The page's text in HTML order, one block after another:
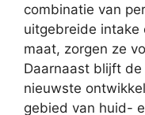
combinatie van
uitgebreide intake
maat, zorgen ze
Daarnaast blijft
nieuwste
gebied van huid-